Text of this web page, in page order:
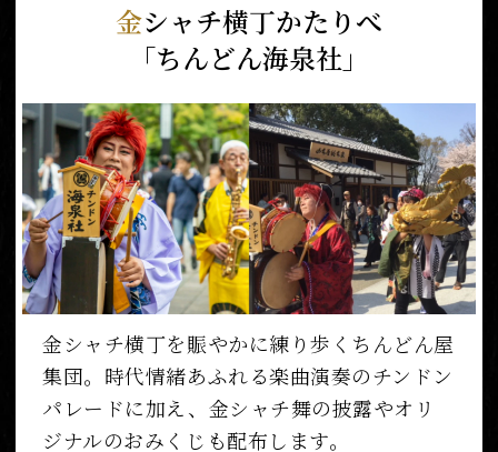
金シャチ横丁かたりべ
「ちんどん海泉社」
金シャチ横丁を賑やかに練り歩くちんどん屋
集団。時代情緒あふれる楽曲演奏のチンドン
パレードに加え、金シャチ舞の披露やオリ
ジナルのおみくじも配布します。